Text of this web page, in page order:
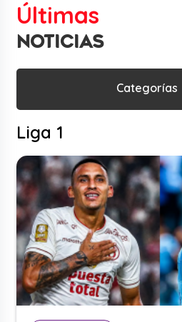
Últimas
NOTICIAS
Categorías
Liga 1